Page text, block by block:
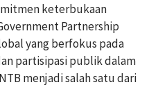
keterbukaan
Partnership
yang berfokus pada
partisipasi publik dalam
menjadi salah satu dari